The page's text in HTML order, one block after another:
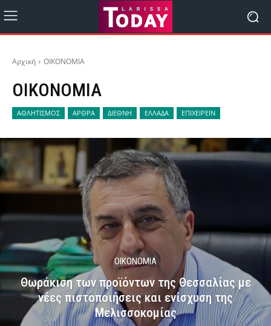
Αρχική ΟΙΚΟΝΟΜΙΑ
ΟΙΚΟΝΟΜΙΑ
ΑΘΛΗΤΙΣΜΟΣ ΑΡΘΡΑ ΔΙΕΘΝΗ ΕΛΛΑΔΑ ΕΠΙΧΕΙΡΕΙΝ
ΟΙΚΟΝΟΜΙΑ
Θωράκιση των προϊόντων της Θεσσαλίας με
νέες πιστοποιήσεις και ενίσχυση της
Μελισσοκομίας